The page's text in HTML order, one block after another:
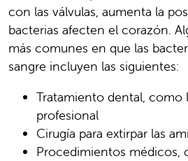
con las válvulas, aumenta la
bacterias afecten el corazón.
más comunes en que las
sangre incluyen las siguientes:
Tratamiento dental, como
profesional
Cirugía para extirpar las
Procedimientos médicos,